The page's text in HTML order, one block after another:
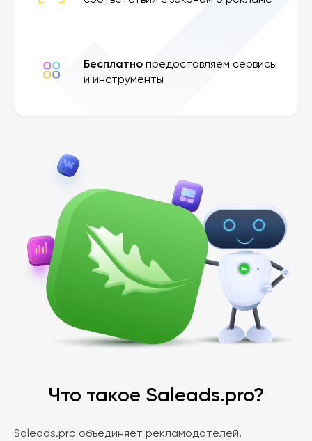
Бесплатно предоставляем сервисы
и инструменты
Что такое Saleads.pro?
Saleads.pro объединяет рекламодателей,